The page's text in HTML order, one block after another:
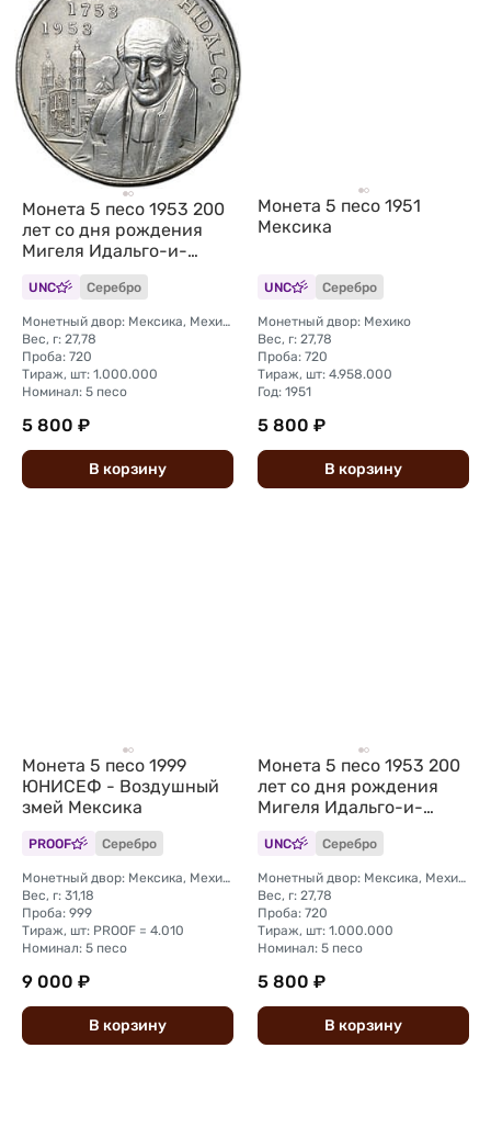
Монета 5 песо 1953 200
лет со дня рождения
Мигеля Идальго-и-
Костилья Мексика
UNC Серебро
Монетный двор: Мексика, Мехико
Вес, г: 27,78
Проба: 720
Тираж, шт: 1.000.000
Номинал: 5 песо
5 800 ₽
В корзину
Монета 5 песо 1951
Мексика
UNC Серебро
Монетный двор: Мехико
Вес, г: 27,78
Проба: 720
Тираж, шт: 4.958.000
Год: 1951
5 800 ₽
В корзину
Монета 5 песо 1999
ЮНИСЕФ - Воздушный
змей Мексика
PROOF Серебро
Монетный двор: Мексика, Мехико
Вес, г: 31,18
Проба: 999
Тираж, шт: PROOF = 4.010
Номинал: 5 песо
9 000 ₽
В корзину
Монета 5 песо 1953 200
лет со дня рождения
Мигеля Идальго-и-
Костилья Мексика
UNC Серебро
Монетный двор: Мексика, Мехико
Вес, г: 27,78
Проба: 720
Тираж, шт: 1.000.000
Номинал: 5 песо
5 800 ₽
В корзину